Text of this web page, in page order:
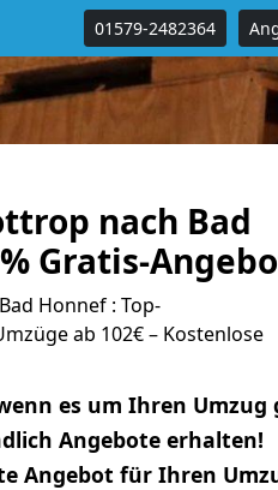
01579-2482364
nach Bad
Gratis-
Honnef : Top-
ab 102€ – Kostenlose
es um Ihren Umzug
Angebote erhalten!
Angebot für Ihren